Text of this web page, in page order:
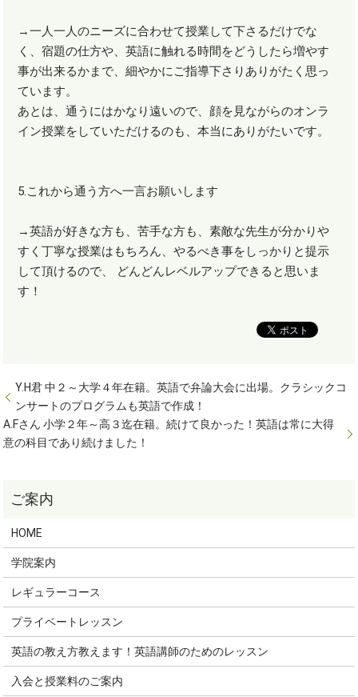
→一人一人のニーズに合わせて授業して下さるだけでな
く、宿題の仕方や、英語に触れる時間をどうしたら増やす
事が出来るかまで、細やかにご指導下さりありがたく思っ
ています。
あとは、通うにはかなり遠いので、顔を見ながらのオンラ
イン授業をしていただけるのも、本当にありがたいです。
5.これから通う方へ一言お願いします
→英語が好きな方も、苦手な方も、素敵な先生が分かりや
すく丁寧な授業はもちろん、やるべき事をしっかりと提示
して頂けるので、 どんどんレベルアップできると思いま
す！
Y.H君 中２～大学４年在籍。英語で弁論大会に出場。クラシックコ
ンサートのプログラムも英語で作成！
A.Fさん 小学２年～高３迄在籍。続けて良かった！英語は常に大得
意の科目であり続けました！
HOME
学院案内
レギュラーコース
プライベートレッスン
英語の教え方教えます！英語講師のためのレッスン
入会と授業料のご案内